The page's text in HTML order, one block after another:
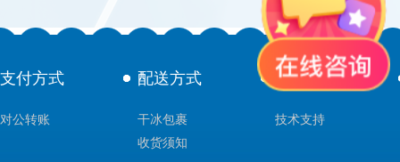
支付方式
对公转账
配送方式
干冰包裹
收货须知
售后服务
技术支持